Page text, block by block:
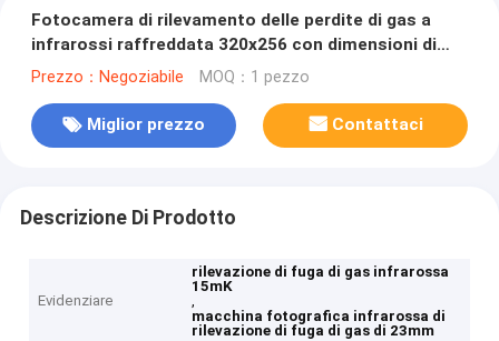
Fotocamera di rilevamento delle perdite di gas a
infrarossi raffreddata 320x256 con dimensioni di
pixel di 30 μm e NETD di 10 mK per l'industria
Prezzo：Negoziabile MOQ：1 pezzo
Miglior prezzo Contattaci
Descrizione Di Prodotto
Evidenziare
rilevazione di fuga di gas infrarossa
15mK
,
macchina fotografica infrarossa di
rilevazione di fuga di gas di 23mm